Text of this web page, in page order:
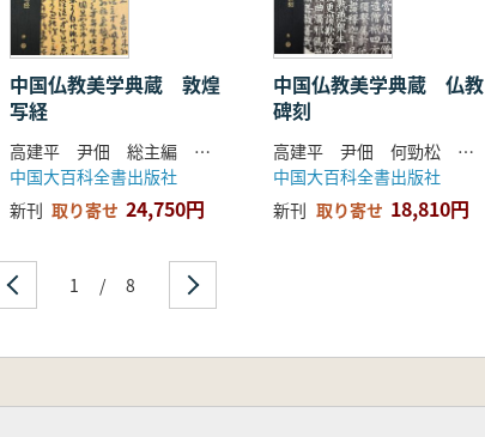
中国仏教美学典蔵 敦煌
写経
高建平 尹佃 総主編 李逸峰 著
中国大百科全書出版社
新刊 取り寄せ 24,750円
中国仏教美学典蔵 仏教
碑刻
高建平 尹佃 何勁松 主編
中国大百科全書出版社
新刊 取り寄せ 18,810円
1 / 8